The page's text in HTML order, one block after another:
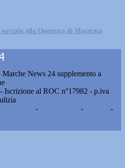
alla Questura di Macerata
News 24 supplemento a
Iscrizione al ROC n°17982 - p.iva
- -
-